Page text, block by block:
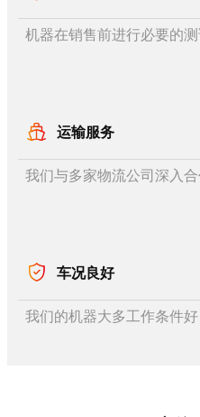
机器在销售前进行必要的测
运输服务
我们与多家物流公司深入合
车况良好
我们的机器大多工作条件好